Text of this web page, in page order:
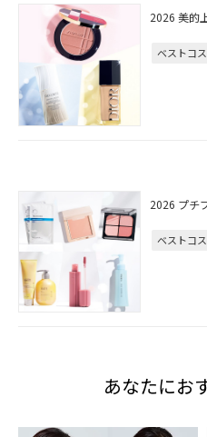
2026 美的
ベストコ
2026 プチ
ベストコ
あなたにお